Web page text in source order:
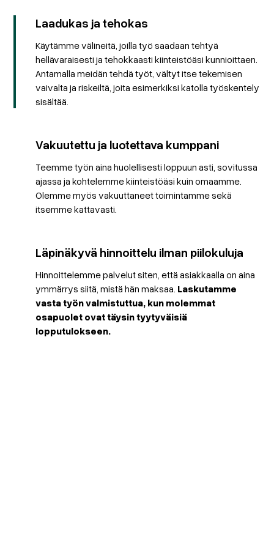
Laadukas ja tehokas
Käytämme välineitä, joilla työ saadaan tehtyä
hellävaraisesti ja tehokkaasti kiinteistöäsi kunnioittaen.
Antamalla meidän tehdä työt, vältyt itse tekemisen
vaivalta ja riskeiltä, joita esimerkiksi katolla työskentely
sisältää.
Vakuutettu ja luotettava kumppani
Teemme työn aina huolellisesti loppuun asti, sovitussa
ajassa ja kohtelemme kiinteistöäsi kuin omaamme.
Olemme myös vakuuttaneet toimintamme sekä
itsemme kattavasti.
Läpinäkyvä hinnoittelu ilman piilokuluja
Hinnoittelemme palvelut siten, että asiakkaalla on aina
ymmärrys siitä, mistä hän maksaa. Laskutamme
vasta työn valmistuttua, kun molemmat
osapuolet ovat täysin tyytyväisiä
lopputulokseen.